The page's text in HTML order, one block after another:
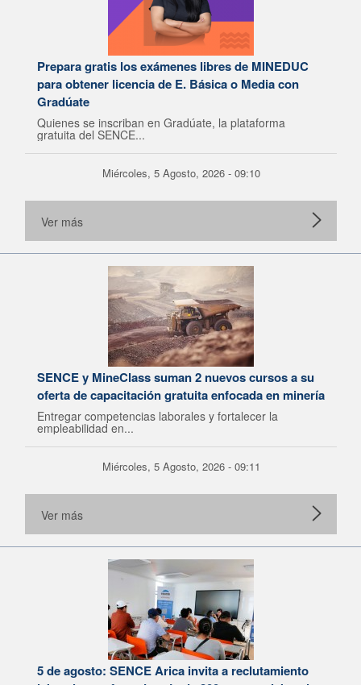
Prepara gratis los exámenes libres de MINEDUC
para obtener licencia de E. Básica o Media con
Gradúate
Quienes se inscriban en Gradúate, la plataforma
gratuita del SENCE...
Miércoles, 5 Agosto, 2026 - 09:10
Ver más
SENCE y MineClass suman 2 nuevos cursos a su
oferta de capacitación gratuita enfocada en minería
Entregar competencias laborales y fortalecer la
empleabilidad en...
Miércoles, 5 Agosto, 2026 - 09:11
Ver más
5 de agosto: SENCE Arica invita a reclutamiento